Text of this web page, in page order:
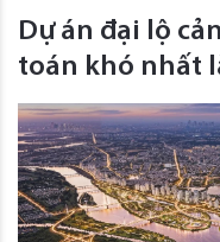
Dự án đại lộ
toán khó nhất